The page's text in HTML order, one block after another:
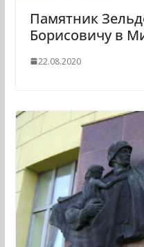
Памятник
Борисовичу в
22.08.2020